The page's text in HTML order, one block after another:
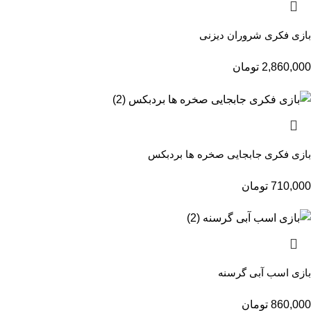
بازی فکری شروران دیزنی
2,860,000 تومان
بازی فکری جابجایی صخره ها بردبکس
710,000 تومان
بازی اسب آبی گرسنه
860,000 تومان